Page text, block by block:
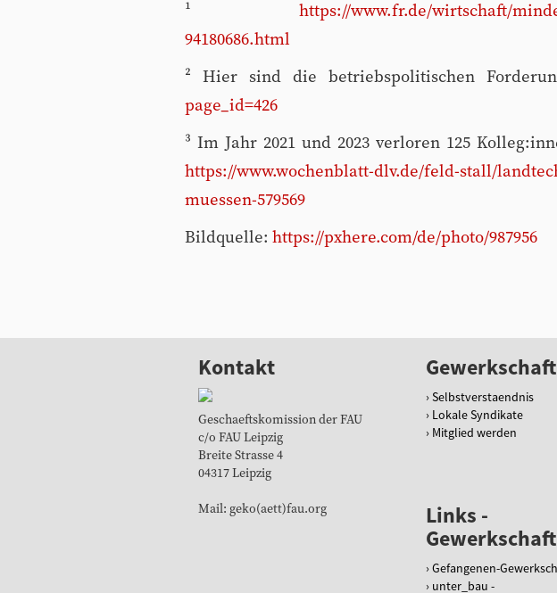
¹ https://www.fr.de/wirtschaft/
94180686.html
² Hier sind die betriebspolitischen
page_id=426
³ Im Jahr 2021 und 2023 verloren 125
https://www.wochenblatt-dlv.de/feld-stall/
muessen-579569
Bildquelle: https://pxhere.com/de/photo/987956
Kontakt
Geschaeftskomission der FAU
c/o FAU Leipzig
Breite Strasse 4
04317 Leipzig
Mail: geko(aett)fau.org
Gewerkschaft
Selbstverstaendnis
Lokale Syndikate
Mitglied werden
Links -
Gefangenen-
unter_bau -